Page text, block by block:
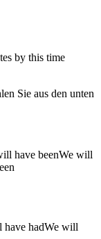
by this time
Sie aus den unten
have beenWe will
hadWe will